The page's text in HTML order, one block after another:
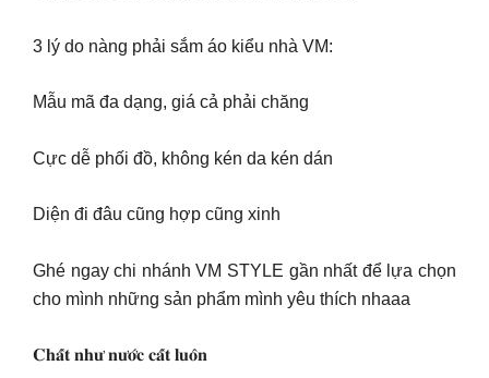
3 lý do nàng phải sắm áo kiểu nhà VM:
Mẫu mã đa dạng, giá cả phải chăng
Cực dễ phối đồ, không kén da kén dán
Diện đi đâu cũng hợp cũng xinh
Ghé ngay chi nhánh VM STYLE gần nhất để lựa chọn
cho mình những sản phẩm mình yêu thích nhaaa
𝐂𝐡𝐚̂́𝐭 𝐧𝐡𝐮̛ 𝐧𝐮̛𝐨̛́𝐜 𝐜𝐚̂́𝐭 𝐥𝐮𝐨̂𝐧